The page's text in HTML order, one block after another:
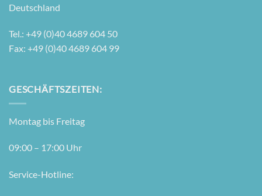
Deutschland
Tel.: +49 (0)40 4689 604 50
Fax: +49 (0)40 4689 604 99
GESCHÄFTSZEITEN:
Mon­tag bis Freitag
09:00 – 17:00 Uhr
Ser­vice-Hot­line: